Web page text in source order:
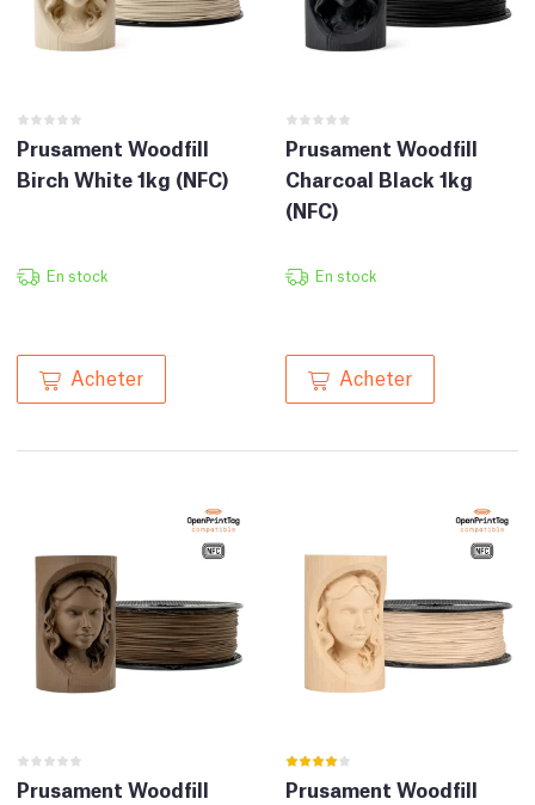
Prusament Woodfill
Birch White 1kg (NFC)
En stock
Acheter
Prusament Woodfill
Charcoal Black 1kg
(NFC)
En stock
Acheter
Prusament Woodfill
Prusament Woodfill